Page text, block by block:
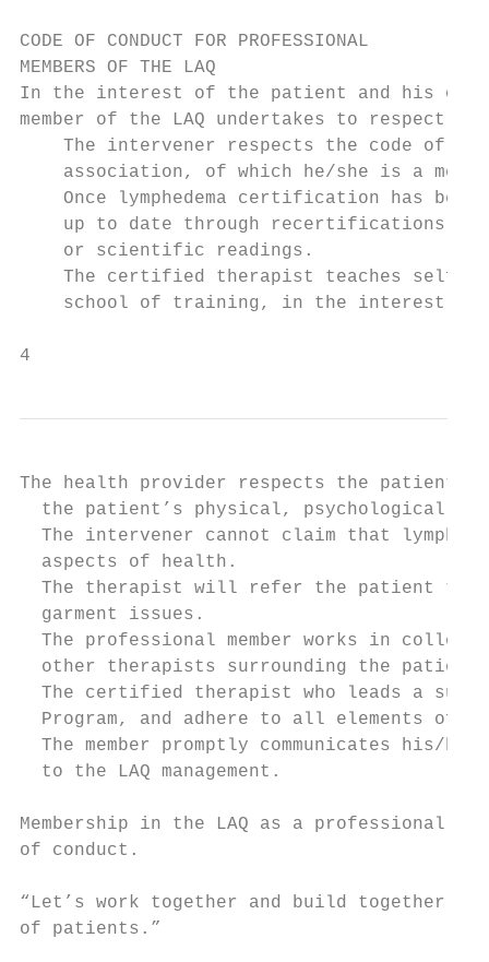
CODE OF CONDUCT FOR PROFESSIONAL
MEMBERS OF THE LAQ
In the interest of the patient and his or
member of the LAQ undertakes to respect
The intervener respects the code of
association, of which he/she is a
Once lymphedema certification has
up to date through recertifications,
    or scientific readings.
The certified therapist teaches self-
school of training, in the interest
4
The health provider respects the
the patient’s physical, psychological,
The intervener cannot claim that
  aspects of health.
The therapist will refer the patient to
  garment issues.
The professional member works in
  other therapists surrounding the patient.
The certified therapist who leads a
Program, and adhere to all elements of
The member promptly communicates his/
  to the LAQ management.
Membership in the LAQ as a professional
of conduct.
“Let’s work together and build together
of patients.”